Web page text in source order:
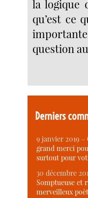
la logique
qu’est ce
question
Derniers
9 janvier 2019 –
grand merci
surtout pour
30 décembre
Somptueuse et
merveilleux